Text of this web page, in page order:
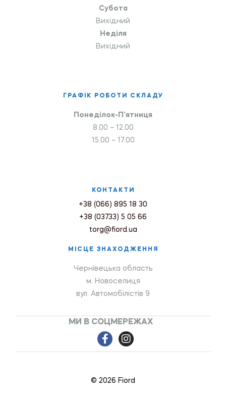
Субота
Вихідний
Неділя
Вихідний
ГРАФІК РОБОТИ СКЛАДУ
Понеділок-П’ятниця
8.00 – 12.00
15.00 – 17.00
КОНТАКТИ
+38 (066) 895 18 30
+38 (03733) 5 05 66
torg@fiord.ua
МІСЦЕ ЗНАХОДЖЕННЯ
Чернівецька область
м. Новоселиця
вул. Автомобілістів 9
МИ В СОЦМЕРЕЖАХ
© 2026 Fiord